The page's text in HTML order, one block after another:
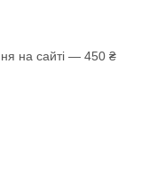
на сайті — 450 ₴